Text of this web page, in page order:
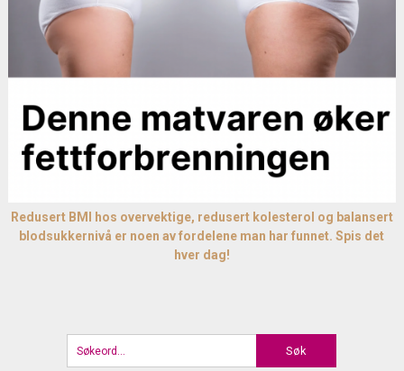
Redusert BMI hos overvektige, redusert kolesterol og balansert
blodsukkernivå er noen av fordelene man har funnet. Spis det
hver dag!